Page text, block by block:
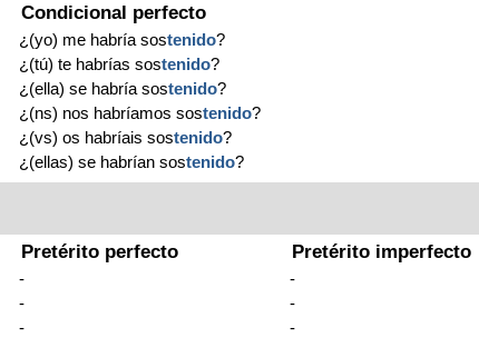
Condicional perfecto
¿(yo) me habría sostenido?
¿(tú) te habrías sostenido?
¿(ella) se habría sostenido?
¿(ns) nos habríamos sostenido?
¿(vs) os habríais sostenido?
¿(ellas) se habrían sostenido?
Pretérito perfecto
-
-
-
Pretérito imperfecto
-
-
-